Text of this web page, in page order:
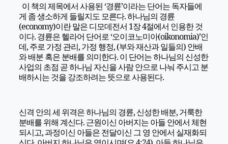
이 책의 제목에서 사용된 ‘경륜’이라는 단어는 독자들에
게 좀 생소하게 들릴지도 모른다. 하나님의 경륜
(economy)이란 말은 디모데전서 1장 4절에서 인용한 것
이다. 경륜은 헬라어 단어로 ‘오이코노미아(oikonomia)’인
데, 주로 가정 관리, 가정 행정, (부와 재산과 일들의) 안배
와 배분 혹은 분배를 의미한다. 이 단어는 하나님의 신성한
사업의 초점 곧 하나님 자신을 사람 안으로 나눠 주시고 분
배하시는 것을 강조하려는 뜻으로 사용된다.
신격 안의 세 위격은 하나님의 경륜, 신성한 배분, 거룩한
분배를 위해 계신다. 근원이신 아버지는 아들 안에서 체현
되시고, 과정이신 아들은 전달이신 그 영 안에서 실재화되